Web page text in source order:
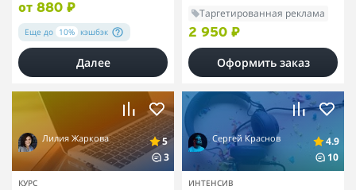
от 880 ₽
Еще до 10% кэшбэк
Далее
Таргетированная реклама
2 950 ₽
Оформить заказ
Лилия Жаркова
5
3
КУРС
Сергей Краснов
4.9
10
ИНТЕНСИВ